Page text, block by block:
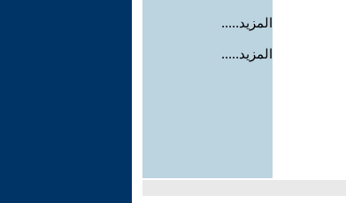
المزيد.....
المزيد.....